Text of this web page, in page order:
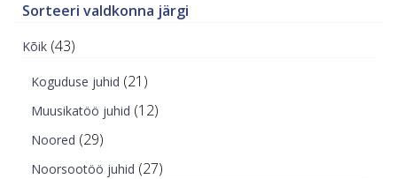
Sorteeri valdkonna järgi
Kõik (43)
Koguduse juhid (21)
Muusikatöö juhid (12)
Noored (29)
Noorsootöö juhid (27)